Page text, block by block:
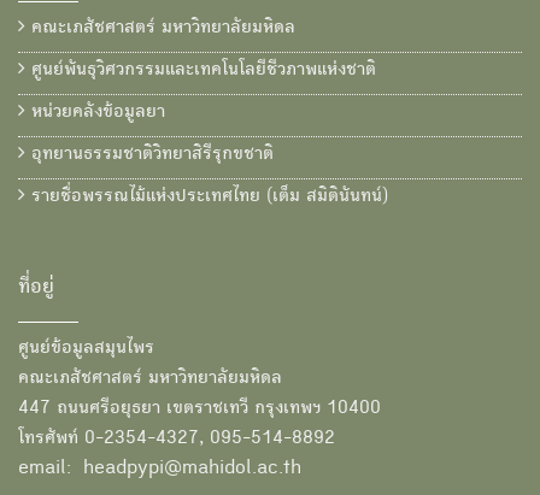
คณะเภสัชศาสตร์ มหาวิทยาลัยมหิดล
ศูนย์พันธุวิศวกรรมและเทคโนโลยีชีวภาพแห่งชาติ
หน่วยคลังข้อมูลยา
อุทยานธรรมชาติวิทยาสิรีรุกขชาติ
รายชื่อพรรณไม้แห่งประเทศไทย (เต็ม สมิตินันทน์)
ที่อยู่
ศูนย์ข้อมูลสมุนไพร
คณะเภสัชศาสตร์ มหาวิทยาลัยมหิดล
447 ถนนศรีอยุธยา เขตราชเทวี กรุงเทพฯ 10400
โทรศัพท์ 0-2354-4327, 095-514-8892
email: headpypi@mahidol.ac.th